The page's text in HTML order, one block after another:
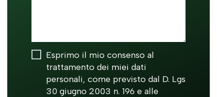
Esprimo il mio consenso al
trattamento dei miei dati
personali, come previsto dal D. Lgs
30 giugno 2003 n. 196 e alle